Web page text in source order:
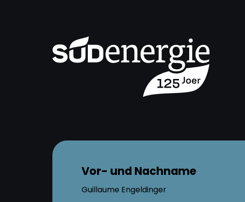
Vor- und Nachname
Guillaume Engeldinger